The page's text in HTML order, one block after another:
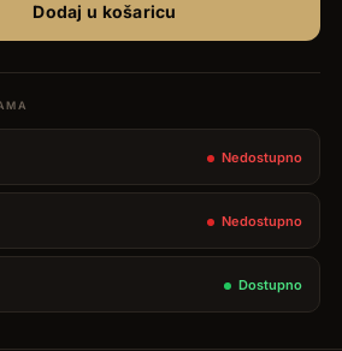
Dodaj u košaricu
Nedostupno
Nedostupno
Dostupno